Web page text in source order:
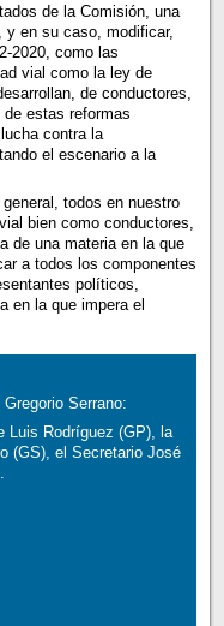
de la Comisión, una
y en su caso, modificar,
2020, como las
vial como la ley de
de conductores,
estas reformas
contra la
el escenario a la
todos en nuestro
bien como conductores,
de una materia en la que
a todos los componentes
políticos,
en la que impera el
Serrano:
Luis Rodríguez (GP), la
(GS), el Secretario José